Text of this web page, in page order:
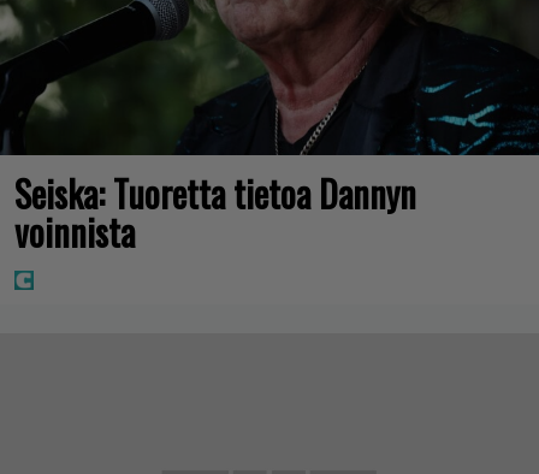
Seiska: Tuoretta tietoa Dannyn
voinnista